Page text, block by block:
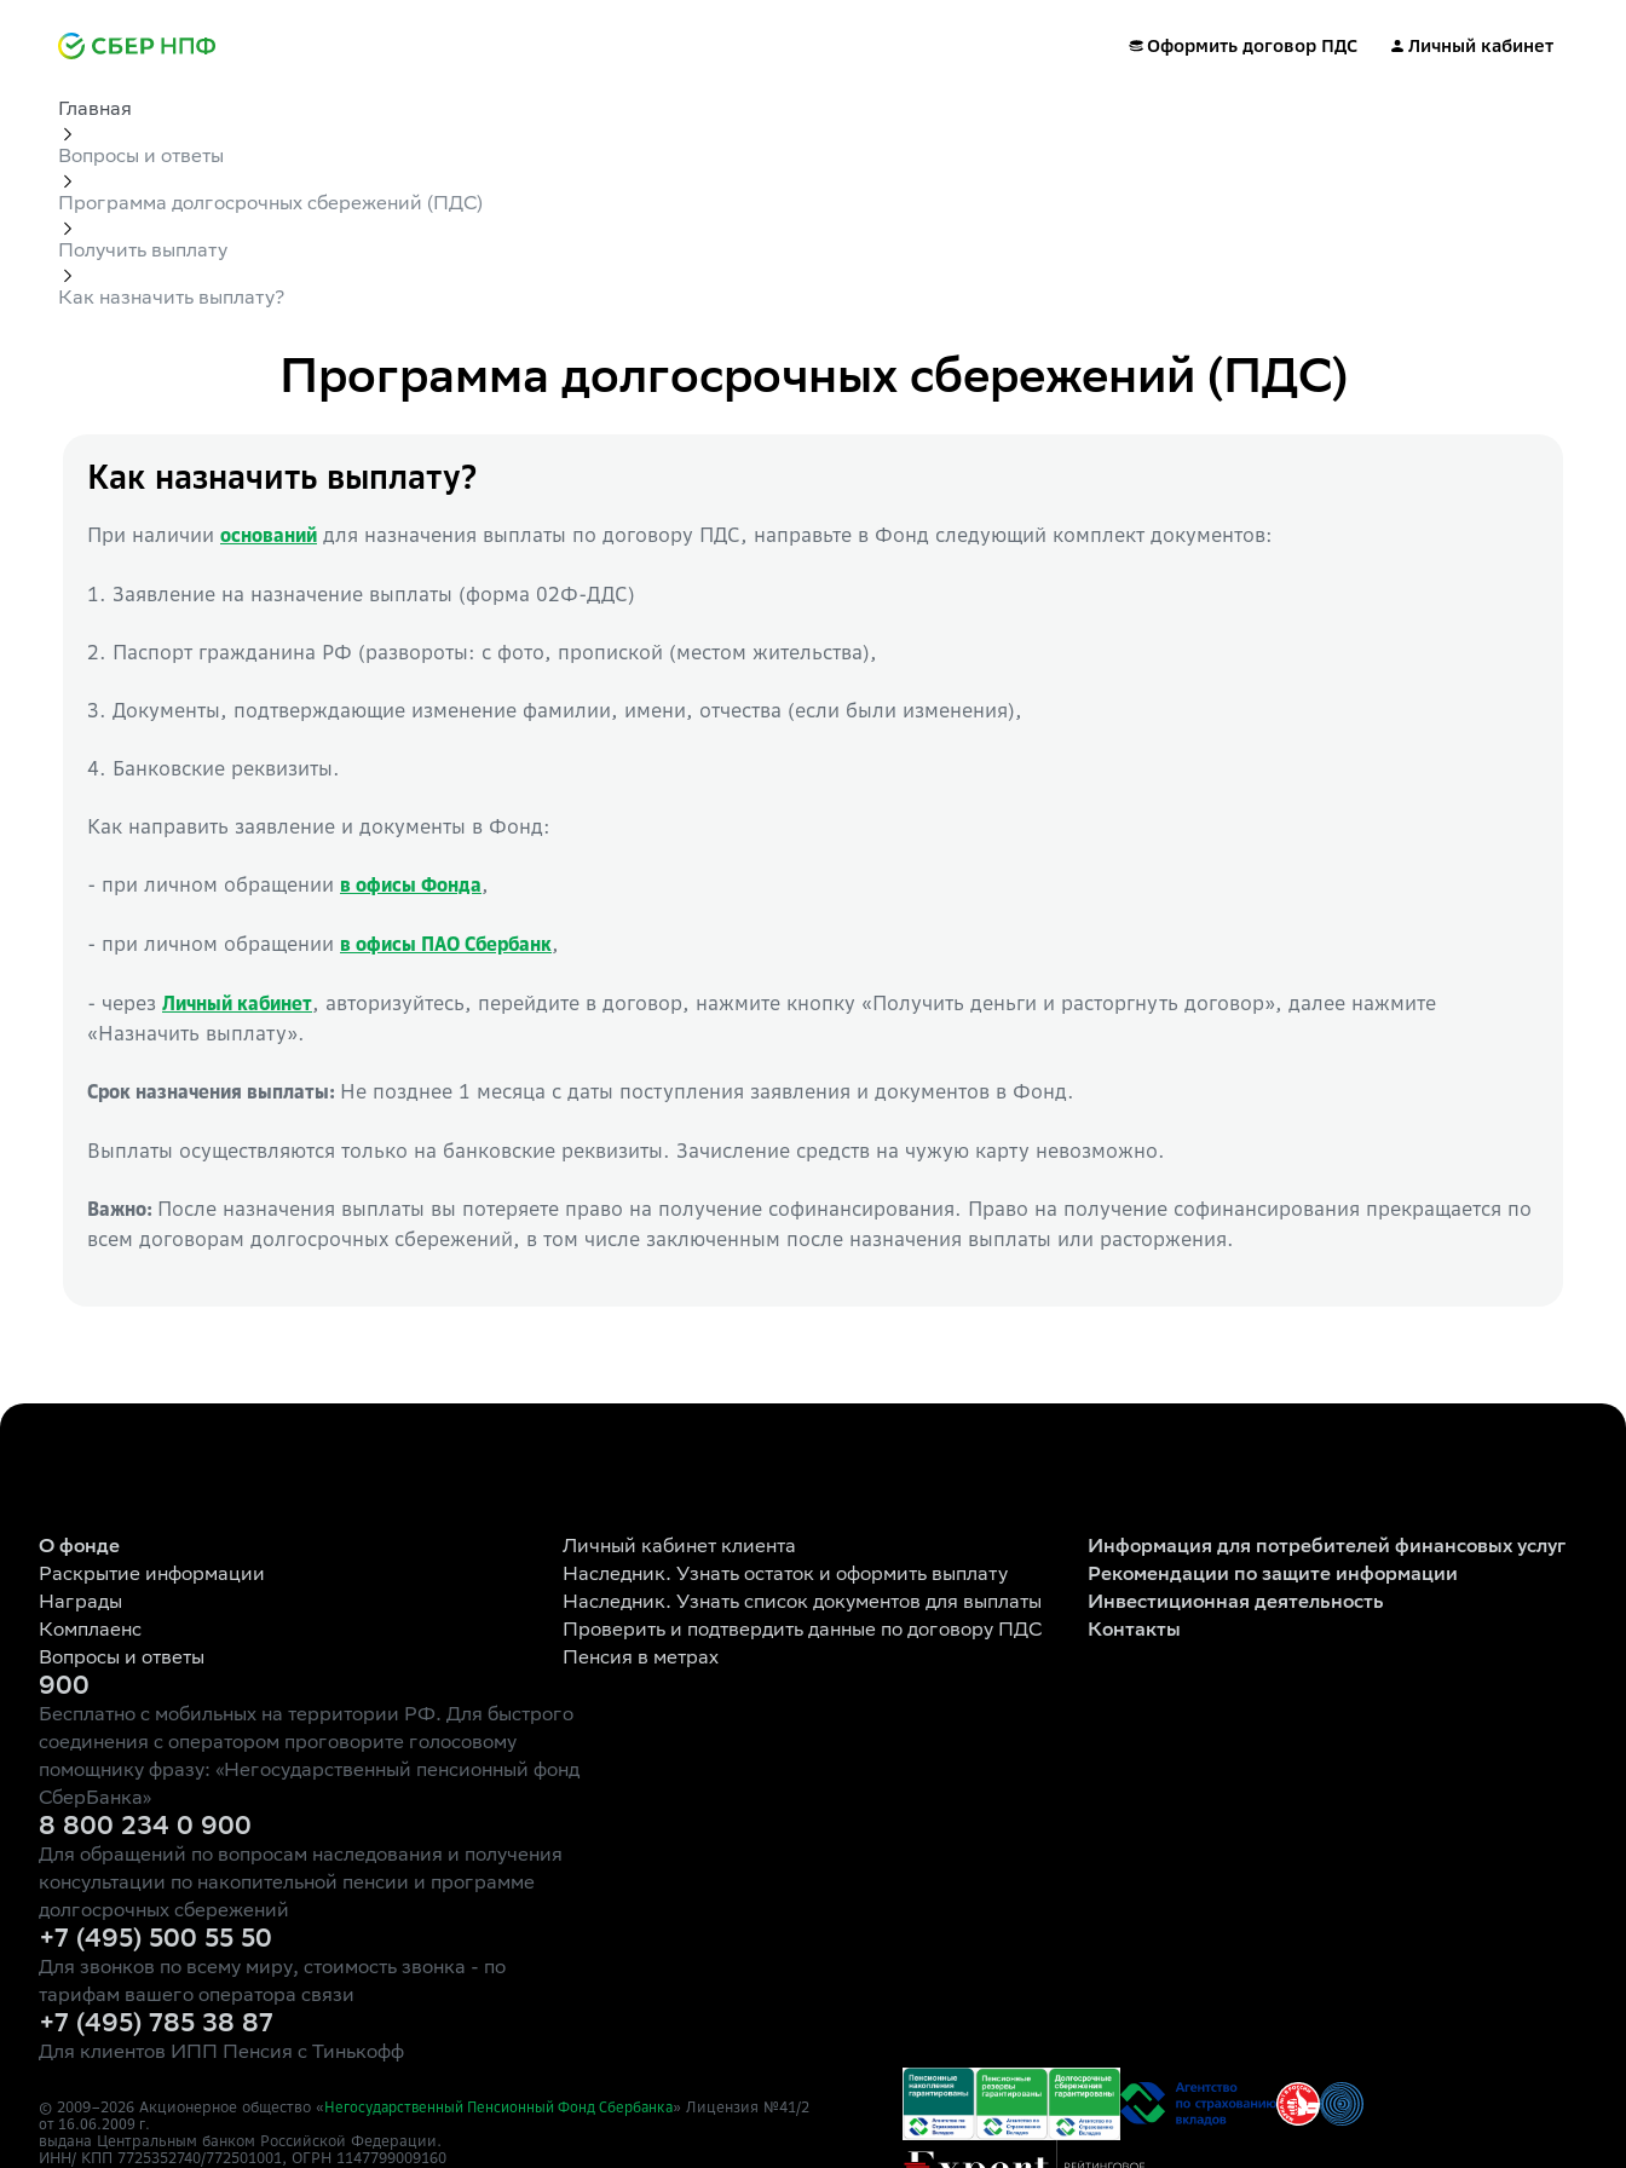
Оформить договор ПДС Личный кабинет
Главная
Вопросы и ответы
Программа долгосрочных сбережений (ПДС)
Получить выплату
Как назначить выплату?
Программа долгосрочных сбережений (ПДС)
Как назначить выплату?
При наличии оснований для назначения выплаты по договору ПДС, направьте в Фонд следующий комплект документов:
1. Заявление на назначение выплаты (форма 02Ф-ДДС)
2. Паспорт гражданина РФ (развороты: с фото, пропиской (местом жительства),
3. Документы, подтверждающие изменение фамилии, имени, отчества (если были изменения),
4. Банковские реквизиты.
Как направить заявление и документы в Фонд:
- при личном обращении в офисы Фонда,
- при личном обращении в офисы ПАО Сбербанк,
- через Личный кабинет, авторизуйтесь, перейдите в договор, нажмите кнопку «Получить деньги и расторгнуть договор», далее нажмите
«Назначить выплату».
Срок назначения выплаты: Не позднее 1 месяца с даты поступления заявления и документов в Фонд.
Выплаты осуществляются только на банковские реквизиты. Зачисление средств на чужую карту невозможно.
Важно: После назначения выплаты вы потеряете право на получение софинансирования. Право на получение софинансирования прекращается по
всем договорам долгосрочных сбережений, в том числе заключенным после назначения выплаты или расторжения.
О фонде
Раскрытие информации
Награды
Комплаенс
Вопросы и ответы
Личный кабинет клиента
Наследник. Узнать остаток и оформить выплату
Наследник. Узнать список документов для выплаты
Проверить и подтвердить данные по договору ПДС
Пенсия в метрах
Информация для потребителей финансовых услуг
Рекомендации по защите информации
Инвестиционная деятельность
Контакты
900
Бесплатно с мобильных на территории РФ. Для быстрого
соединения с оператором проговорите голосовому
помощнику фразу: «Негосударственный пенсионный фонд
СберБанка»
8 800 234 0 900
Для обращений по вопросам наследования и получения
консультации по накопительной пенсии и программе
долгосрочных сбережений
+7 (495) 500 55 50
Для звонков по всему миру, стоимость звонка - по
тарифам вашего оператора связи
+7 (495) 785 38 87
Для клиентов ИПП Пенсия с Тинькофф
© 2009–2026 Акционерное общество «Негосударственный Пенсионный Фонд Сбербанка» Лицензия №41/2
от 16.06.2009 г.
выдана Центральным банком Российской Федерации.
ИНН/ КПП 7725352740/772501001, ОГРН 1147799009160